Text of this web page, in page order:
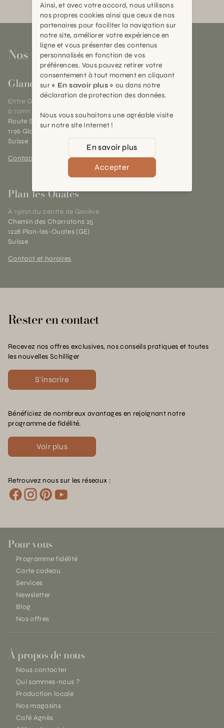
Nos magasins
Gland
Entre Genève et Lausanne,
à 10mn de Nyon
Route Suisse 40
1196 Gland (VD)
Suisse
Contact et horaires
Plan-les-Ouates
À 15mn du centre de Genève
Chemin des Charrotons 25
1228 Plan-les-Ouates (GE)
Suisse
Contact et horaires
Rester en contact
Recevez nos offres exclusives, nos conseils pratiques et toutes
les nouvelles Schilliger
S'inscrire
Bénéficiez de nombreux avantages en rejoignant notre
programme de fidélité.
Voir plus
Retrouvez nous sur les réseaux :
Pour vous
Programme fidélité
Carte cadeau
Services
Newsletter
Blog
Nos offres
À propos de nous
Nous contacter
Qui sommes-nous ?
Production locale
Nos magasins
Café Agnès
Ainsi, et avec votre accord, nous utilisons
nos propres cookies ainsi que ceux de nos
partenaires pour faciliter la navigation sur
notre site, améliorer votre expérience en
ligne et vous présenter des contenus
personnalisés en fonction de vos
préférences. Vous pouvez retirer votre
consentement à tout moment en cliquant
sur « En savoir plus » ou dans notre
déclaration de protection des données.
Nous vous souhaitons une agréable visite
sur notre site Internet !
En savoir plus
Accepter